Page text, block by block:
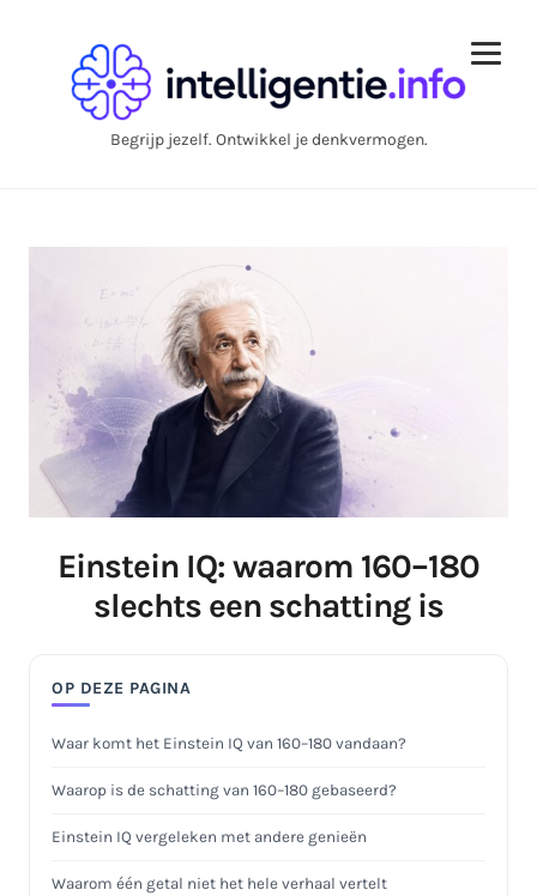
Begrijp jezelf. Ontwikkel je denkvermogen.
Einstein IQ: waarom 160–180
slechts een schatting is
OP DEZE PAGINA
Waar komt het Einstein IQ van 160–180 vandaan?
Waarop is de schatting van 160–180 gebaseerd?
Einstein IQ vergeleken met andere genieën
Waarom één getal niet het hele verhaal vertelt